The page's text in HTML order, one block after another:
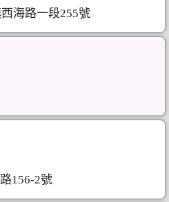
海路一段255號
156-2號